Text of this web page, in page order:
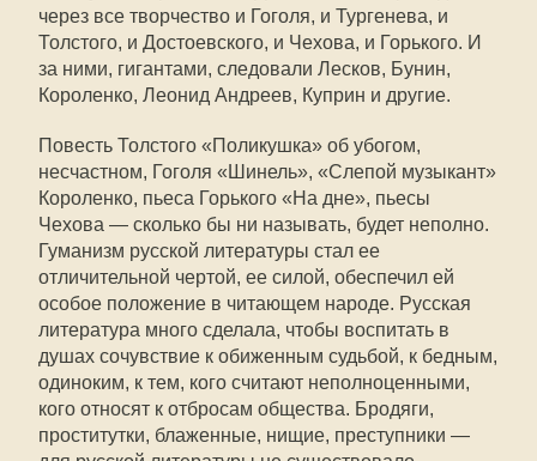
через все творчество и Гоголя, и Тургенева, и
Толстого, и Достоевского, и Чехова, и Горького. И
за ними, гигантами, следовали Лесков, Бунин,
Короленко, Леонид Андреев, Куприн и другие.
Повесть Толстого «Поликушка» об убогом,
несчастном, Гоголя «Шинель», «Слепой музыкант»
Короленко, пьеса Горького «На дне», пьесы
Чехова — сколько бы ни называть, будет неполно.
Гуманизм русской литературы стал ее
отличительной чертой, ее силой, обеспечил ей
особое положение в читающем народе. Русская
литература много сделала, чтобы воспитать в
душах сочувствие к обиженным судьбой, к бедным,
одиноким, к тем, кого считают неполноценными,
кого относят к отбросам общества. Бродяги,
проститутки, блаженные, нищие, преступники —